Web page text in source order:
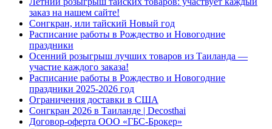
заказ на нашем сайте!
Сонгкран, или тайский Новый год
Расписание работы в Рождество и Новогодние
праздники
Осенний розыгрыш лучших товаров из Таиланда —
участие каждого заказа!
Расписание работы в Рождество и Новогодние
праздники 2025-2026 год
Ограничения доставки в США
Сонгкран 2026 в Таиланде | Decosthai
Договор-оферта ООО «ГБС-Брокер»